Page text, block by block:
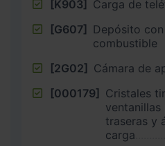
[K903] Carga de
[G607] Depósito
combustible
[2G02] Cámara de
[000179] Cristales
ventanillas
traseras y
carga